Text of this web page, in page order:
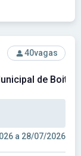
40vagas
de
a 28/07/2026